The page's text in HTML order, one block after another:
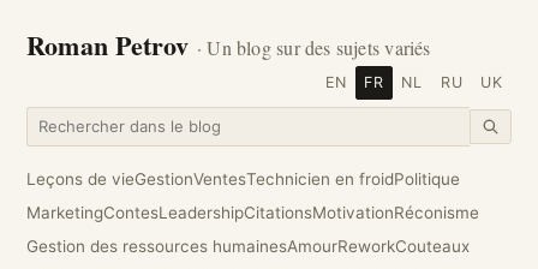
Roman Petrov · Un blog sur des sujets variés
EN FR NL RU UK
Leçons de vieGestionVentesTechnicien en froidPolitique
MarketingContesLeadershipCitationsMotivationRéconisme
Gestion des ressources humainesAmourReworkCouteaux